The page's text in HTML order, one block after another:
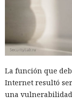
La función que
Internet resultó
una